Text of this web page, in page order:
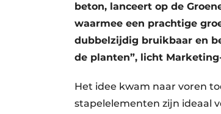
beton, lanceert op de
waarmee een prachtige
dubbelzijdig bruikbaar en
de planten”, licht
Het idee kwam naar voren
stapelelementen zijn ideaal